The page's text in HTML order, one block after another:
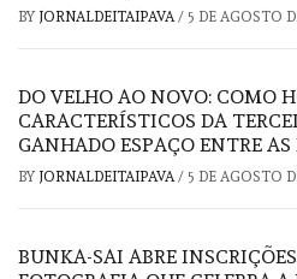
BY JORNALDEITAIPAVA / 5 DE AGOSTO
DO VELHO AO NOVO: COMO
CARACTERÍSTICOS DA
GANHADO ESPAÇO ENTRE AS
BY JORNALDEITAIPAVA / 5 DE AGOSTO
BUNKA-SAI ABRE